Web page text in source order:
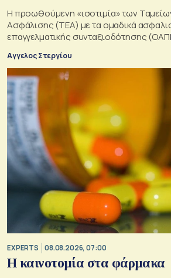
Η προωθούμενη «ισοτιμία» των
Ασφάλισης (ΤΕΑ) με τα ομαδικά
επαγγελματικής συνταξιοδότησης
ασφαλιστικών επιχειρήσεων
Αγγελος Στεργίου
EXPERTS 08.08.2026, 07:00
Η καινοτομία στα φάρμακα